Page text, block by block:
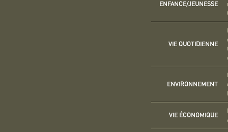
ENFANCE/JEUNESSE
VIE QUOTIDIENNE
ENVIRONNEMENT
VIE ÉCONOMIQUE